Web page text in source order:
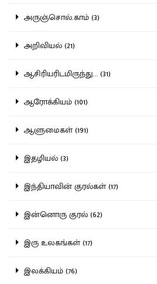
அருஞ்சொல்.காம் (3)
அறிவியல் (21)
ஆசிரியரிடமிருந்து... (31)
ஆரோக்கியம் (101)
ஆளுமைகள் (191)
இதழியல் (3)
இந்தியாவின் குரல்கள் (17)
இன்னொரு குரல் (62)
இரு உலகங்கள் (17)
இலக்கியம் (76)